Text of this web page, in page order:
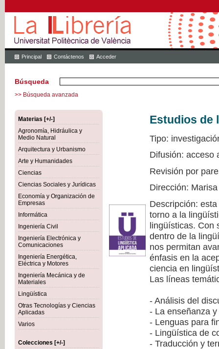
Principal Contáctenos Acceder
Búsqueda
>> Búsqueda avanzada
Materias [+/-]
Agronomía, Hidráulica y
Medio Natural
Arquitectura y Urbanismo
Arte y Humanidades
Ciencias
Ciencias Sociales y Jurídicas
Economía y Organización de
Empresas
Informática
Ingeniería Civil
Ingeniería Electrónica y
Comunicaciones
Ingeniería Energética,
Eléctrica y Motores
Ingeniería Mecánica y de
Materiales
Lingüística
Otras Tecnologías y Ciencias
Aplicadas
Varios
Colecciones [+/-]
Estudios de
Tipo:
Difusión: acceso
Revisión por
Dirección:
Descripción:
torno a la
lingüísticas. Con
dentro de la
nos permitan
énfasis en la
ciencia en
Las líneas
- Análisis del
- La enseñanza
- Lenguas para
- Lingüística de
- Traducción y